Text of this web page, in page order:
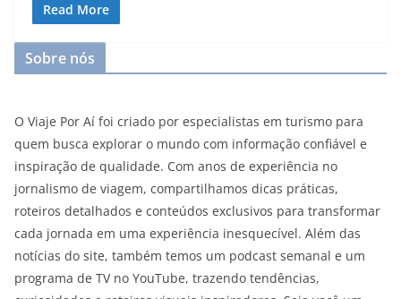
Read More
Sobre nós
O Viaje Por Aí foi criado por especialistas em turismo para
quem busca explorar o mundo com informação confiável e
inspiração de qualidade. Com anos de experiência no
jornalismo de viagem, compartilhamos dicas práticas,
roteiros detalhados e conteúdos exclusivos para transformar
cada jornada em uma experiência inesquecível. Além das
notícias do site, também temos um podcast semanal e um
programa de TV no YouTube, trazendo tendências,